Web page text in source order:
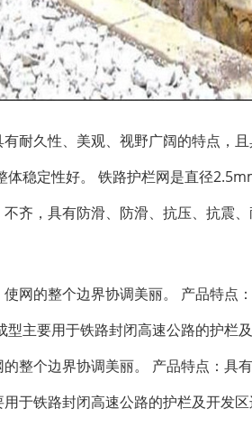
耐久性、美观、视野广阔的特点，
稳定性好。 铁路护栏网是直径
齐，具有防滑、防滑、抗压、抗震
网的整个边界协调美丽。 产品特点
主要用于铁路封闭高速公路的护栏
整个边界协调美丽。 产品特点：具
于铁路封闭高速公路的护栏及开发区